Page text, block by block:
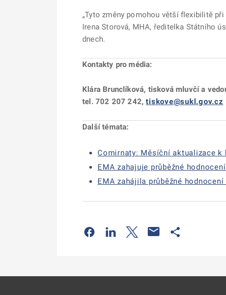
„Tyto změny pomohou větší flexibilitě
Irena Storová, MHA, ředitelka Státního
dnech.
Kontakty pro média:
Klára Brunclíková, tisková mluvčí a
tel. 702 207 242,tiskove@sukl.gov.cz
Další témata:
Comirnaty: Měsíční aktualizace k
EMA zahajuje průběžné
EMA zahájila průběžné
Odkaz se otevře na nové kartě
Odkaz se otevře na nové kartě
Odkaz se otevře na